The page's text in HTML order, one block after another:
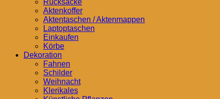
Rucksäcke
Aktenkoffer
Aktentaschen / Aktenmappen
Laptoptaschen
Einkaufen
Körbe
Dekoration
Fahnen
Schilder
Weihnacht
Klerikales